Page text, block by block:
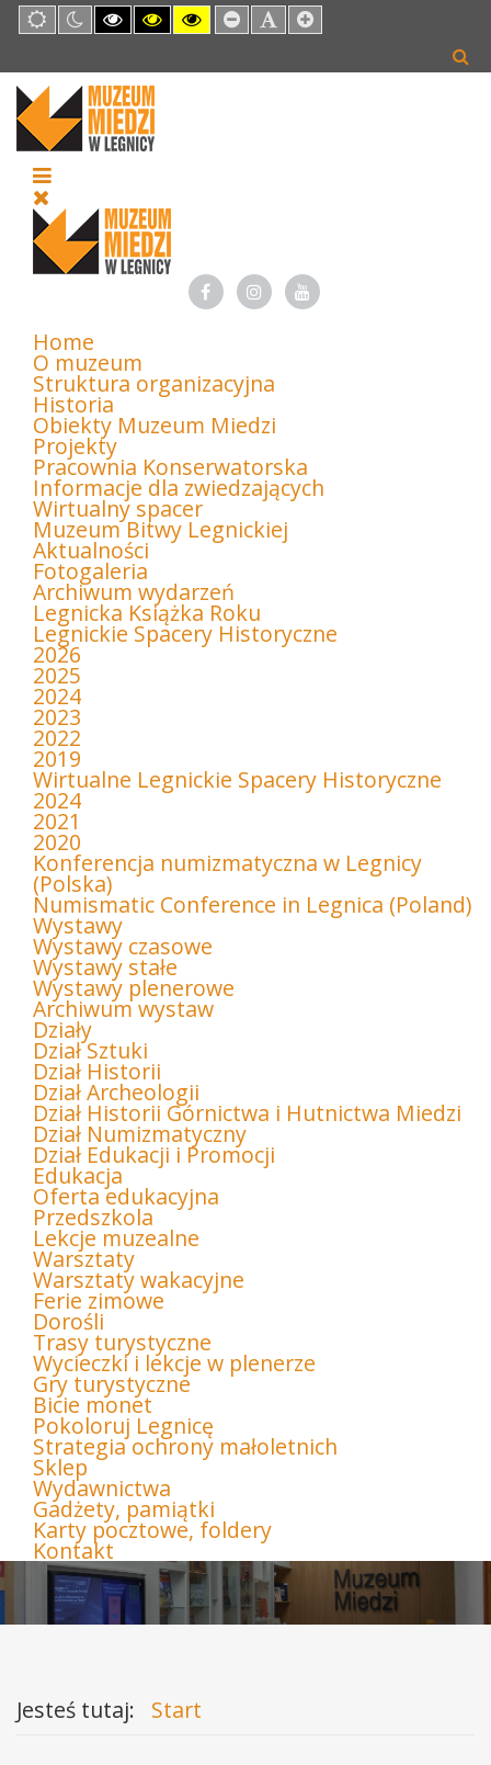
Default
mode
Night
mode
High
Contrast
White
mode
High
Contrast
Yellow
High
Contrast
Black
Set
Smaller
Set
Default
Set
Larger
Home
O muzeum
Struktura organizacyjna
Historia
Obiekty Muzeum Miedzi
Projekty
Pracownia Konserwatorska
Informacje dla zwiedzających
Wirtualny spacer
Muzeum Bitwy Legnickiej
Aktualności
Fotogaleria
Archiwum wydarzeń
Legnicka Książka Roku
Legnickie Spacery Historyczne
2026
2025
2024
2023
2022
2019
Wirtualne Legnickie Spacery Historyczne
2024
2021
2020
Konferencja numizmatyczna w Legnicy
(Polska)
Numismatic Conference in Legnica (Poland)
Wystawy
Wystawy czasowe
Wystawy stałe
Wystawy plenerowe
Archiwum wystaw
Działy
Dział Sztuki
Dział Historii
Dział Archeologii
Dział Historii Górnictwa i Hutnictwa Miedzi
Dział Numizmatyczny
Dział Edukacji i Promocji
Edukacja
Oferta edukacyjna
Przedszkola
Lekcje muzealne
Warsztaty
Warsztaty wakacyjne
Ferie zimowe
Dorośli
Trasy turystyczne
Wycieczki i lekcje w plenerze
Gry turystyczne
Bicie monet
Pokoloruj Legnicę
Strategia ochrony małoletnich
Sklep
Wydawnictwa
Gadżety, pamiątki
Karty pocztowe, foldery
Kontakt
Jesteś tutaj: Start